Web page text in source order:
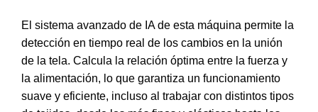
El sistema avanzado de IA de esta máquina permite la
detección en tiempo real de los cambios en la unión
de la tela. Calcula la relación óptima entre la fuerza y
la alimentación, lo que garantiza un funcionamiento
suave y eficiente, incluso al trabajar con distintos tipos